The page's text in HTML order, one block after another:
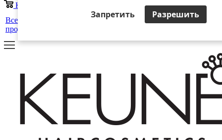
Запретить Разрешить
Корзина
Все
продукты
25 лет
Салоны
+
ЕЩЕ